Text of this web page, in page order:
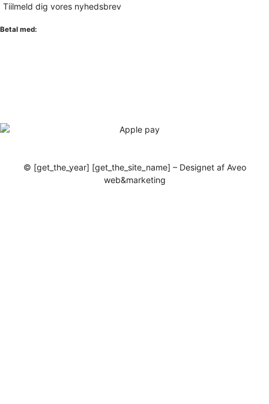
Tiilmeld dig vores nyhedsbrev
Betal med:
© [get_the_year] [get_the_site_name] – Designet af Aveo
web&marketing